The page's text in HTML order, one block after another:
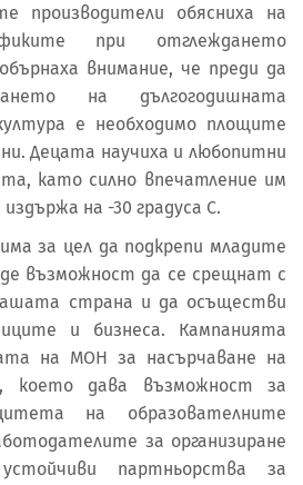
обясниха на
при отглеждането
внимание, че преди да
на дългогодишната
е необходимо площите
Децата научиха и любопитни
като силно впечатление им
на -30 градуса С.
за цел да подкрепи младите
възможност да се срещнат с
страна и да осъществи
и бизнеса. Кампанията
на МОН за насърчаване на
което дава възможност за
на образователните
за организиране
партньорства за